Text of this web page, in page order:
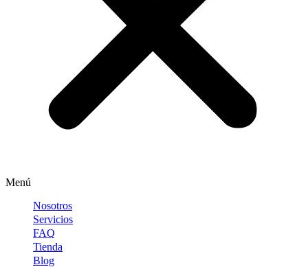
Menú
Nosotros
Servicios
FAQ
Tienda
Blog